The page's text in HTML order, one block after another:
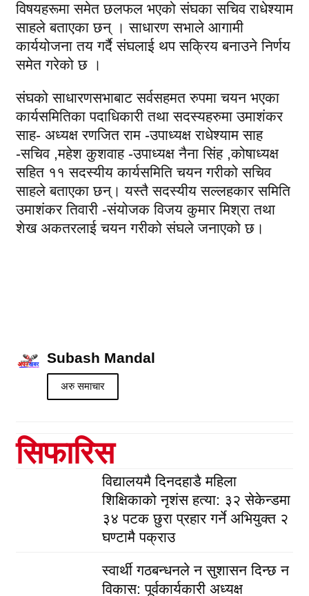
विषयहरूमा समेत छलफल भएको संघका सचिव राधेश्याम
साहले बताएका छन् । साधारण सभाले आगामी
कार्ययोजना तय गर्दै संघलाई थप सक्रिय बनाउने निर्णय
समेत गरेको छ ।
संघको साधारणसभाबाट सर्वसहमत रुपमा चयन भएका
कार्यसमितिका पदाधिकारी तथा सदस्यहरुमा उमाशंकर
साह- अध्यक्ष रणजित राम -उपाध्यक्ष राधेश्याम साह
-सचिव ,महेश कुशवाह -उपाध्यक्ष नैना सिंह ,कोषाध्यक्ष
सहित ११ सदस्यीय कार्यसमिति चयन गरीको सचिव
साहले बताएका छन्। यस्तै सदस्यीय सल्लहकार समिति
उमाशंकर तिवारी -संयोजक विजय कुमार मिश्रा तथा
शेख अकतरलाई चयन गरीको संघले जनाएको छ।
Subash Mandal
अरु समाचार
सिफारिस
विद्यालयमै दिनदहाडै महिला
शिक्षिकाको नृशंस हत्या: ३२ सेकेन्डमा
३४ पटक छुरा प्रहार गर्ने अभियुक्त २
घण्टामै पक्राउ
स्वार्थी गठबन्धनले न सुशासन दिन्छ न
विकास: पूर्वकार्यकारी अध्यक्ष